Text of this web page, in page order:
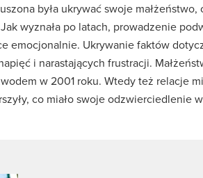
była ukrywać swoje
wyznała po latach, prowadzenie
emocjonalnie. Ukrywanie faktów
i narastających frustracji.
w 2001 roku. Wtedy też relacje
co miało swoje odzwierciedlenie